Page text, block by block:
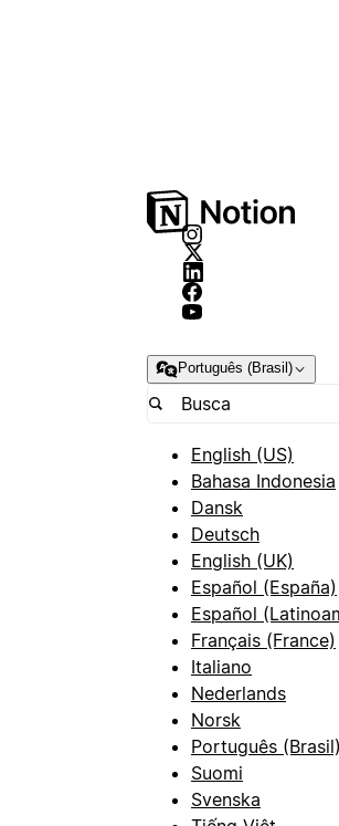
Português (Brasil)
English (US)
Bahasa Indonesia
Dansk
Deutsch
English (UK)
Español (España)
Español
Français (France)
Italiano
Nederlands
Norsk
Português (Brasil)
Suomi
Svenska